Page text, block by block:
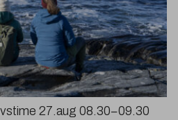
27.aug 08.30−09.30